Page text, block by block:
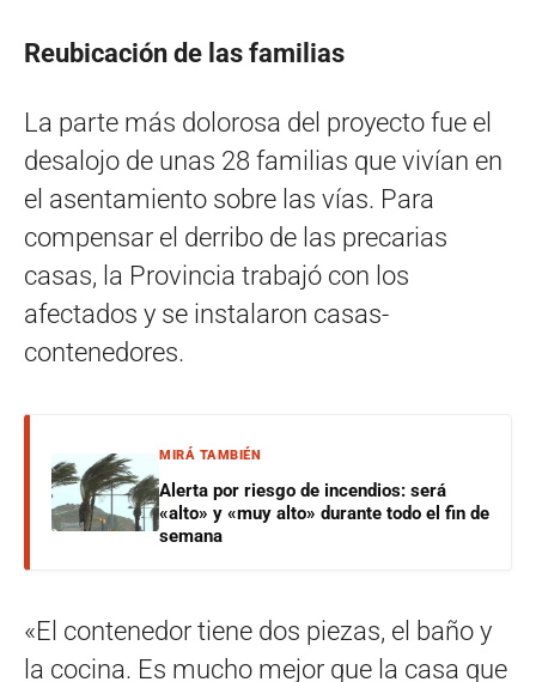
Reubicación de las familias
La parte más dolorosa del proyecto fue el
desalojo de unas 28 familias que vivían en
el asentamiento sobre las vías. Para
compensar el derribo de las precarias
casas, la Provincia trabajó con los
afectados y se instalaron casas-
contenedores.
MIRÁ TAMBIÉN
Alerta por riesgo de incendios: será
«alto» y «muy alto» durante todo el fin de
semana
«El contenedor tiene dos piezas, el baño y
la cocina. Es mucho mejor que la casa que